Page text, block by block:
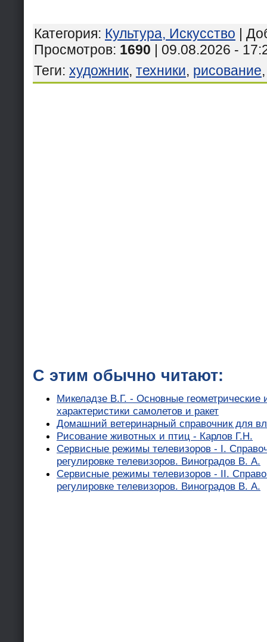
Категория: Культура, Искусство |
Просмотров: 1690 | 09.08.2026 -
Теги: художник, техники, рисование
С этим обычно читают:
Микеладзе В.Г. - Основные геометрические
характеристики самолетов и ракет
Домашний ветеринарный справочник для
Рисование животных и птиц - Карлов Г.Н.
Сервисные режимы телевизоров - I.
регулировке телевизоров. Виноградов В. А.
Сервисные режимы телевизоров - II.
регулировке телевизоров. Виноградов В. А.